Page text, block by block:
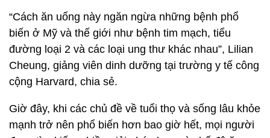
“Cách ăn uống này ngăn ngừa những bệnh phổ
biến ở Mỹ và thế giới như bệnh tim mạch, tiểu
đường loại 2 và các loại ung thư khác nhau”, Lilian
Cheung, giảng viên dinh dưỡng tại trường y tế công
cộng Harvard, chia sẻ.
Giờ đây, khi các chủ đề về tuổi thọ và sống lâu khỏe
mạnh trở nên phổ biến hơn bao giờ hết, mọi người